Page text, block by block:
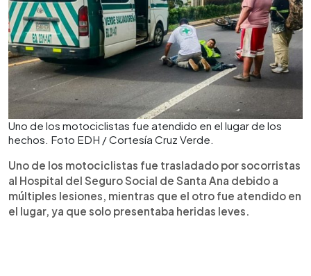
Uno de los motociclistas fue atendido en el lugar de los
hechos. Foto EDH / Cortesía Cruz Verde.
Uno de los motociclistas fue trasladado por socorristas
al Hospital del Seguro Social de Santa Ana debido a
múltiples lesiones, mientras que el otro fue atendido en
el lugar, ya que solo presentaba heridas leves.